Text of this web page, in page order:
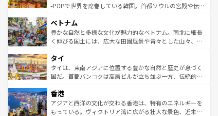
い。オーストラリアの多彩な魅力を存分に味わいつくそ
参照してほしい。
驚きをもたらしてくれる。また、奥深い台湾の食文化も魅
容にもいいと評判のスイーツなど、バラエティ豊かな料理
が味わえる。 なお、新着の台湾情報は コンテンツ一覧を参
照してほしい。
-POPで世界を席巻している韓国。首都ソウルの宮殿や伝統
き、地方に足を延ばせば四季折々の自然美を楽しむことが
できる。そして、キムチや焼肉、絶品のストリートフード
まで、さまざまな韓国料理が待っている。夜には、韓国な
リティに包まれながら、韓国の多彩な魅力を心ゆくまで味
わってみてほしい。 なお、新着の韓国情報はコンテンツ一
覧を参照してほしい。
ベトナム
豊かな自然と多様な文化が魅力的なベトナム。南北に細長
く伸びる国土には、広大な田園風景や青々とした山々、世
急速な発展と共に伝統が息づく。ハノイの古い町並みやホ
ーチミン市のフランス統治時代の建物も、独特の雰囲気を
醸し出している。また、バラエティの豊かさとおいしさで
とつ。フォーやバインミー、ベトナムコーヒーなどは、ぜ
ひ現地で味わいたい。どの地域を訪れてもあたたかい人々
が旅行者を迎えてくれるので、きっと忘れられない旅にな
タイ
タイは、東南アジアに位置する豊かな自然と歴史が息づく
国だ。首都バンコクは高層ビルが立ち並ぶ一方、伝統的な
の活気が交差している。北部ではチェンマイなどの山岳地
帯で自然と触れ合い、南部ではプーケットやクラビの美し
いビーチでリゾート気分を楽しむことができる。タイ料理
香港
アジアと西洋の文化が交わる香港は、特有のエネルギーを
もっている。ヴィクトリア湾に広がる壮大な景色、近未来